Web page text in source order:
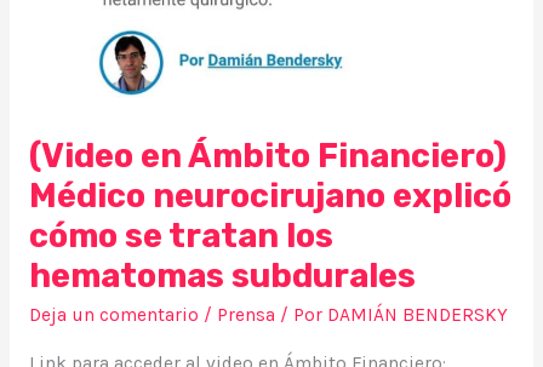
(Video en Ámbito Financiero)
Médico neurocirujano explicó
cómo se tratan los
hematomas subdurales
Deja un comentario / Prensa / Por DAMIÁN BENDERSKY
subdurales